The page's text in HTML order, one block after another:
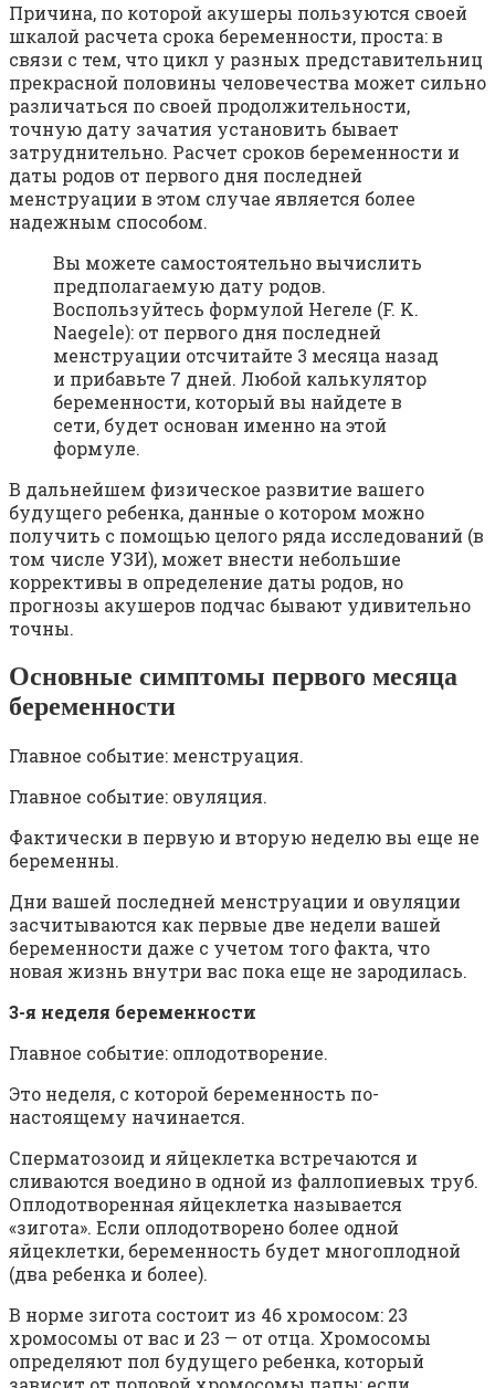
Причина, по которой акушеры пользуются своей
шкалой расчета срока беременности, проста: в
связи с тем, что цикл у разных представительниц
прекрасной половины человечества может сильно
различаться по своей продолжительности,
точную дату зачатия установить бывает
затруднительно. Расчет сроков беременности и
даты родов от первого дня последней
менструации в этом случае является более
надежным способом.
Вы можете самостоятельно вычислить
предполагаемую дату родов.
Воспользуйтесь формулой Негеле (F. K.
Naegele): от первого дня последней
менструации отсчитайте 3 месяца назад
и прибавьте 7 дней. Любой калькулятор
беременности, который вы найдете в
сети, будет основан именно на этой
формуле.
В дальнейшем физическое развитие вашего
будущего ребенка, данные о котором можно
получить с помощью целого ряда исследований (в
том числе УЗИ), может внести небольшие
коррективы в определение даты родов, но
прогнозы акушеров подчас бывают удивительно
точны.
Основные симптомы первого месяца
беременности
Главное событие: менструация.
Главное событие: овуляция.
Фактически в первую и вторую неделю вы еще не
беременны.
Дни вашей последней менструации и овуляции
засчитываются как первые две недели вашей
беременности даже с учетом того факта, что
новая жизнь внутри вас пока еще не зародилась.
3-я неделя беременности
Главное событие: оплодотворение.
Это неделя, с которой беременность по-
настоящему начинается.
Сперматозоид и яйцеклетка встречаются и
сливаются воедино в одной из фаллопиевых труб.
Оплодотворенная яйцеклетка называется
«зигота». Если оплодотворено более одной
яйцеклетки, беременность будет многоплодной
(два ребенка и более).
В норме зигота состоит из 46 хромосом: 23
хромосомы от вас и 23 — от отца. Хромосомы
определяют пол будущего ребенка, который